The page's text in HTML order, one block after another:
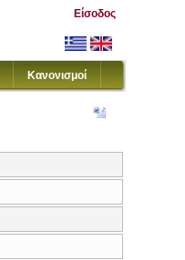
Είσοδος
Κανονισμοί